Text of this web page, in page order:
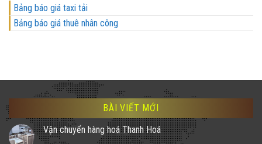
Bảng báo giá taxi tải
Bảng báo giá thuê nhân công
BÀI VIẾT MỚI
Vận chuyển hàng hoá Thanh Hoá